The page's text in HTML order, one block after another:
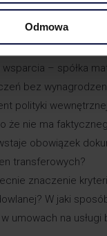
Odmowa
i czy musimy
kapitałowej
– spółka
bez
polityki
że nie ma
obowiązek
transferowych?
znaczenie
W jaki
umowach na usługi